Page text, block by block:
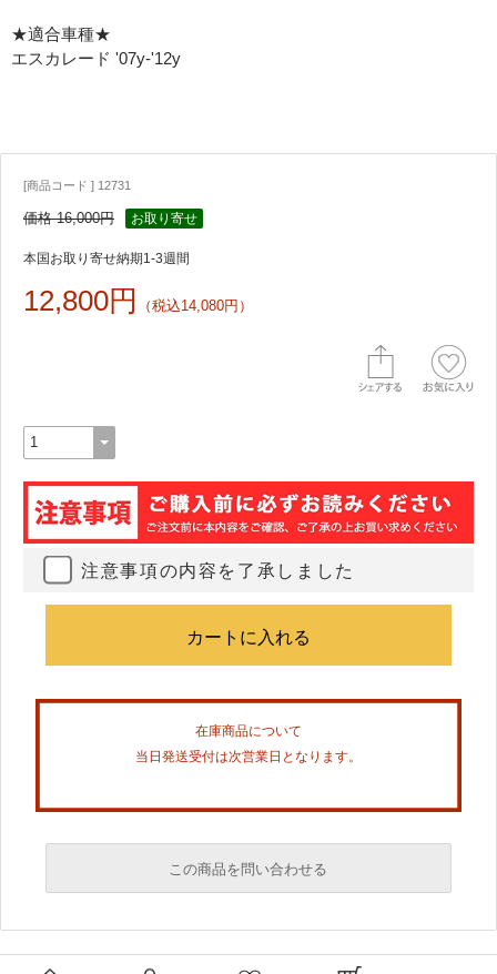
★適合車種★
エスカレード '07y-'12y
[商品コード ] 12731
価格 16,000円 お取り寄せ
本国お取り寄せ納期1-3週間
12,800円 （税込14,080円）
注意事項の内容を了承しました
在庫商品について
当日発送受付は次営業日となります。
この商品を問い合わせる